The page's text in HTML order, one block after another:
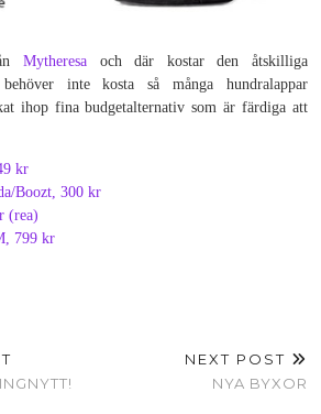
Mytheresaoch där kostar den åtskilliga
inte kosta så många hundralappar
ihop fina budgetalternativ som är färdiga att
kr
Boozt, 300 kr
(rea)
799 kr
NEXT POST
NYA BYXOR